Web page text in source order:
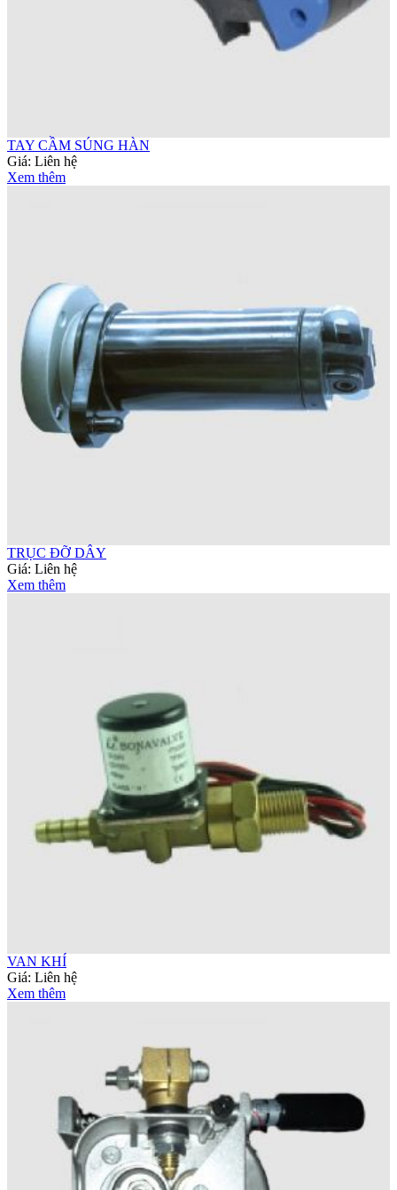
TAY CẦM SÚNG HÀN
Giá: Liên hệ
Xem thêm
TRỤC ĐỠ DÂY
Giá: Liên hệ
Xem thêm
VAN KHÍ
Giá: Liên hệ
Xem thêm